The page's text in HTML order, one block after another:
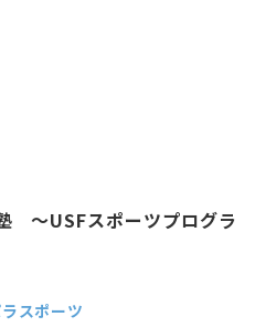
～USFスポーツプログラ
スポーツ